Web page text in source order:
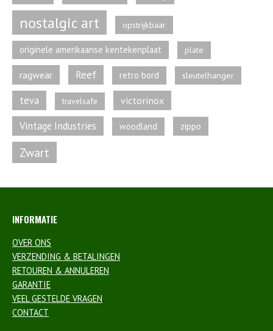
nostalgic art opstrijkbaar
originele amerikaanse kentekenplaat plate
ragwear Reef retro bord sleutelhanger
teva travelsafe victorinox
Vintage Industries woodland zippo
Zwart
INFORMATIE
OVER ONS
VERZENDING & BETALINGEN
RETOUREN & ANNULEREN
GARANTIE
VEEL GESTELDE VRAGEN
CONTACT